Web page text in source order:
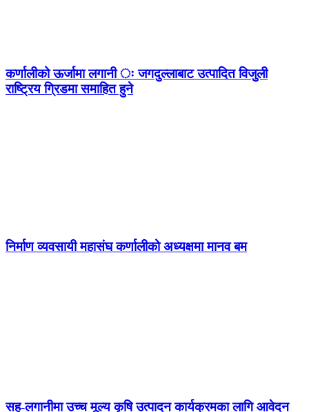
कर्णालीको ऊर्जामा लगानी ः जगदुल्लाबाट उत्पादित विजुली
राष्ट्रिय ग्रिडमा समाहित हुने
निर्माण व्यवसायी महासंघ कर्णालीको अध्यक्षमा मानव बम
सह-लगानीमा उच्च मूल्य कृषि उत्पादन कार्यक्रमका लागि आवेदन